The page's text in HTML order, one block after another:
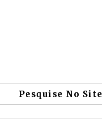
Pesquise No Site